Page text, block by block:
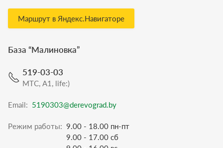
Маршрут в Яндекс.Навигаторе
База “Малиновка”
519-03-03
МТС, A1, life:)
Email: 5190303@derevograd.by
Режим работы: 9.00 - 18.00 пн-пт
9.00 - 17.00 сб